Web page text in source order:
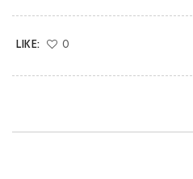
LIKE: 0